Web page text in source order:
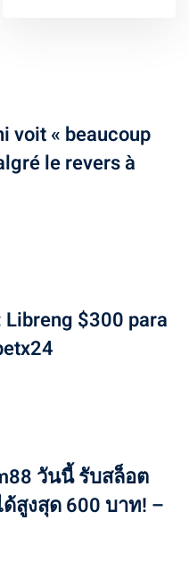
voit « beaucoup
le revers à
Libreng $300 para
วันนี้ รับสล็อต
สูงสุด 600 บาท! –